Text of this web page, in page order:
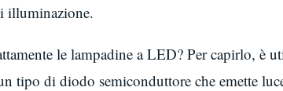
illuminazione.
le lampadine a LED? Per capirlo, è
tipo di diodo semiconduttore che emette